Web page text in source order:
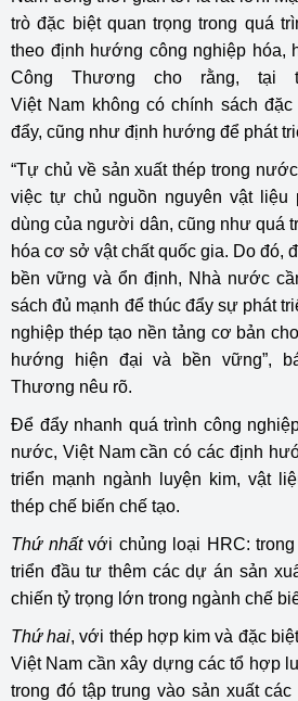
trò đặc biệt quan trọng trong quá
theo định hướng công nghiệp hóa,
Công Thương cho rằng, tại
Việt Nam không có chính sách
đẩy, cũng như định hướng để phát
“Tự chủ về sản xuất thép trong
việc tự chủ nguồn nguyên vật liệu
dùng của người dân, cũng như quá
hóa cơ sở vật chất quốc gia. Do đó,
bền vững và ổn định, Nhà nước
sách đủ mạnh để thúc đẩy sự phát
nghiệp thép tạo nền tảng cơ bản
hướng hiện đại và bền vững”,
Thương nêu rõ.
Để đẩy nhanh quá trình công
nước, Việt Nam cần có các định
triển mạnh ngành luyện kim, vật
thép chế biến chế tạo.
Thứ nhấtvới chủng loại HRC:
triển đầu tư thêm các dự án sản
chiến tỷ trọng lớn trong ngành chế
Thứ hai, với thép hợp kim và đặc
Việt Nam cần xây dựng các tổ hợp
trong đó tập trung vào sản xuất